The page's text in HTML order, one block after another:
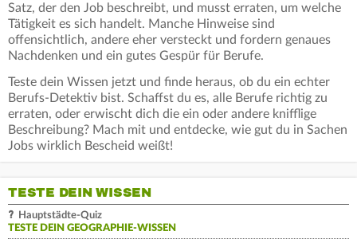
Satz, der den Job beschreibt, und musst erraten, um welche
Tätigkeit es sich handelt. Manche Hinweise sind
offensichtlich, andere eher versteckt und fordern genaues
Nachdenken und ein gutes Gespür für Berufe.
Teste dein Wissen jetzt und finde heraus, ob du ein echter
Berufs-Detektiv bist. Schaffst du es, alle Berufe richtig zu
erraten, oder erwischt dich die ein oder andere knifflige
Beschreibung? Mach mit und entdecke, wie gut du in Sachen
Jobs wirklich Bescheid weißt!
TESTE DEIN WISSEN
Hauptstädte-Quiz
TESTE DEIN GEOGRAPHIE-WISSEN